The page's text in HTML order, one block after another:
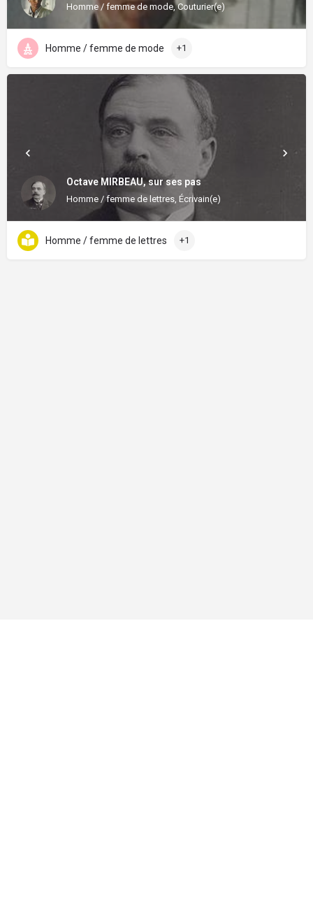
Homme / femme de mode, Couturier(e)
Homme / femme de mode +1
Octave MIRBEAU, sur ses pas
Homme / femme de lettres, Écrivain(e)
Homme / femme de lettres +1